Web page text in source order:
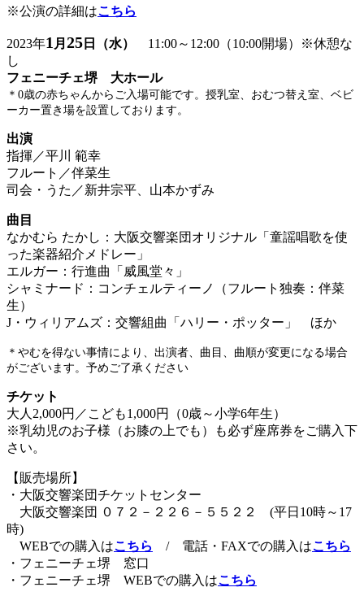
※公演の詳細はこちら
2023年1 月 25 日（水）
11:00～12:00（10:00開場）※休憩な
し
フェニーチェ堺 大ホール
＊0歳の赤ちゃんからご入場可能です。授乳室、おむつ替え室、ベビ
ーカー置き場を設置しております。
出演
指揮／平川 範幸
フルート／伴菜生
司会・うた／新井宗平、山本かずみ
曲目
なかむら たかし：大阪交響楽団オリジナル「童謡唱歌を使
った楽器紹介メドレー」
エルガー：行進曲「威風堂々」
シャミナード：コンチェルティーノ（フルート独奏：伴菜
生）
J・ウィリアムズ：交響組曲「ハリー・ポッター」 ほか
＊やむを得ない事情により、出演者、曲目、曲順が変更になる場合
がございます。予めご了承ください
チケット
大人2,000円／こども1,000円（0歳～小学6年生）
※乳幼児のお子様（お膝の上でも）も必ず座席券をご購入下
さい。
【販売場所】
・大阪交響楽団チケットセンター
大阪交響楽団 ０７２－２２６－５５２２ (平日10時～17
時)
WEBでの購入はこちら / 電話・FAXでの購入はこちら
・フェニーチェ堺 窓口
・フェニーチェ堺 WEBでの購入はこちら